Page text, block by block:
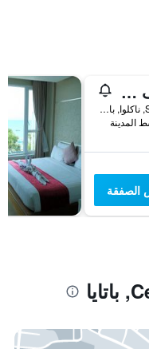
جاردن كليف ريزورت آند سبا
220/21 مو5 Soi 16, ناكلوا, بانغلامونغ, باتايا, تايلاند